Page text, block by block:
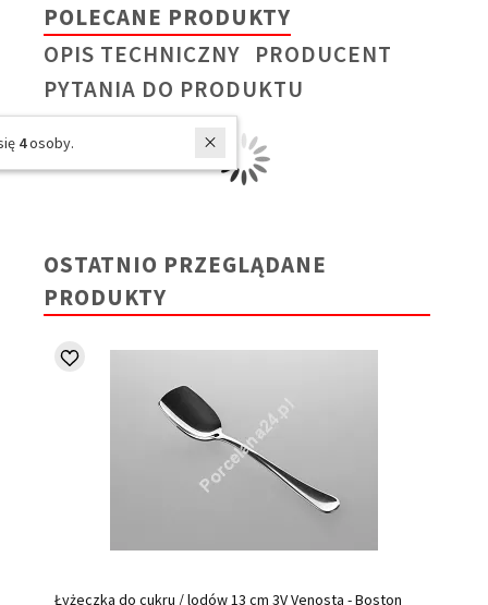
POLECANE PRODUKTY
OPIS TECHNICZNY PRODUCENT
PYTANIA DO PRODUKTU
OSTATNIO PRZEGLĄDANE
PRODUKTY
Łyżeczka do cukru / lodów 13 cm 3V Venosta - Boston
W ostatnich 7 dniach produktem interesują się